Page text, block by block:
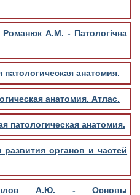
А.М. - Патологічна
анатомия.
анатомия. Атлас.
патологическая анатомия.
органов и частей
А.Ю. - Основы